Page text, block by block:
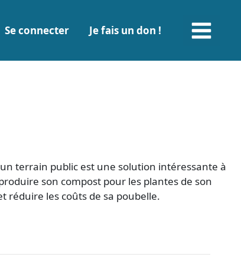
Se connecter Je fais un don !
Menu
terrain public est une solution intéressante à
son compost pour les plantes de son
réduire les coûts de sa poubelle.